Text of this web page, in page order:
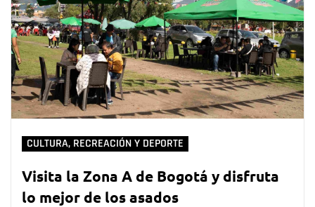
CULTURA, RECREACIÓN Y DEPORTE
Visita la Zona A de Bogotá y disfruta
lo mejor de los asados